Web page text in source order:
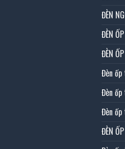
ĐÈN
ĐÈN
ĐÈN
Đèn
Đèn
Đèn
ĐÈN